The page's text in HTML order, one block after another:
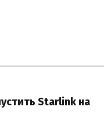
Starlink на